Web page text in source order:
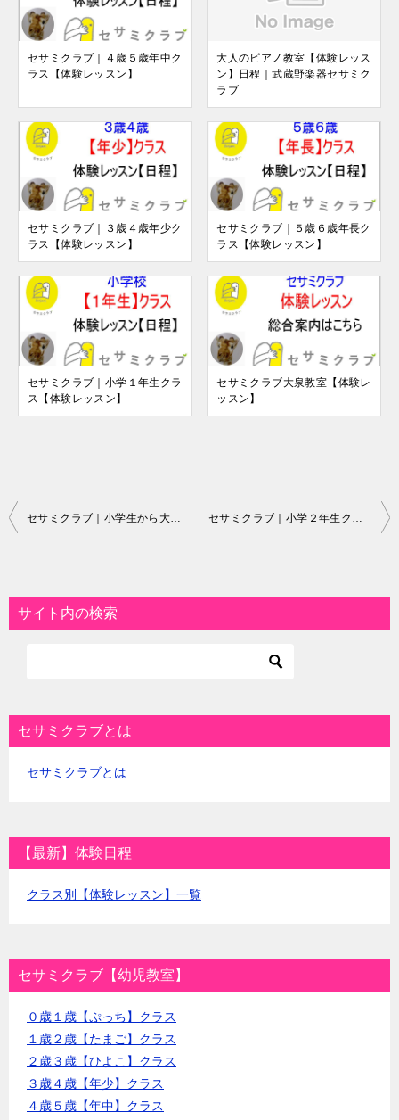
セサミクラブ｜４歳５歳年中ク
ラス【体験レッスン】
大人のピアノ教室【体験レッス
ン】日程｜武蔵野楽器セサミク
ラブ
セサミクラブ｜３歳４歳年少ク
ラス【体験レッスン】
セサミクラブ｜５歳６歳年長ク
ラス【体験レッスン】
セサミクラブ｜小学１年生クラ
ス【体験レッスン】
セサミクラブ大泉教室【体験レ
ッスン】
投
ビ
ゲ
ョ
ン
セサミクラブ｜小学生から大人の個人ピアノ教室【体験レッスン】 セサミクラブ｜小学２年生クラス【体験レッスン】
サイト内の検索
セサミクラブとは
セサミクラブとは
【最新】体験日程
クラス別【体験レッスン】一覧
セサミクラブ【幼児教室】
０歳１歳【ぷっち】クラス
１歳２歳【たまご】クラス
２歳３歳【ひよこ】クラス
３歳４歳【年少】クラス
４歳５歳【年中】クラス